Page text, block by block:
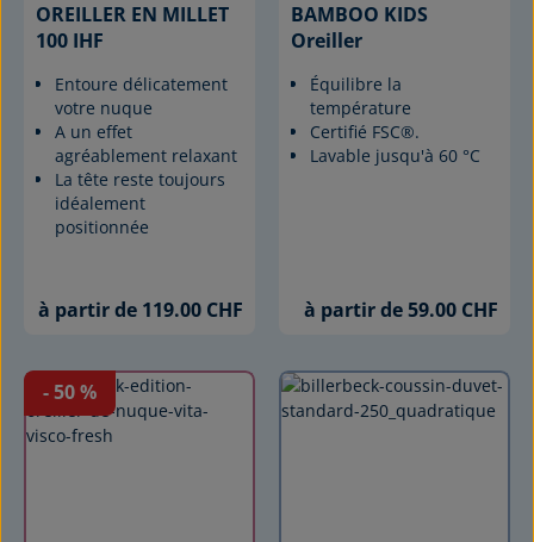
OREILLER EN MILLET
100 IHF
Entoure délicatement
votre nuque
A un effet
agréablement relaxant
La tête reste toujours
idéalement
positionnée
à partir de 119.00 CHF
BAMBOO KIDS
Oreiller
Équilibre la
température
Certifié FSC®.
Lavable jusqu'à 60 °C
à partir de 59.00 CHF
- 50%